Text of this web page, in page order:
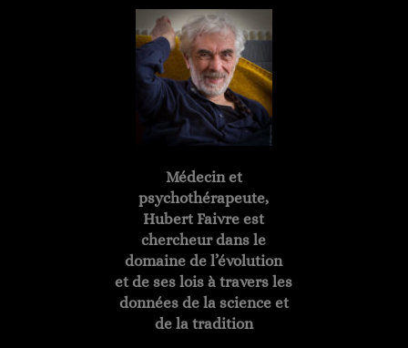
Médecin et
psychothérapeute,
Hubert Faivre est
chercheur dans le
domaine de l’évolution
et de ses lois à travers les
données de la science et
de la tradition